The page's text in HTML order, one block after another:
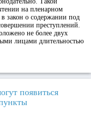
на пленарном
в закон о содержании под
преступлений.
не более двух
лицами длительностью
появиться